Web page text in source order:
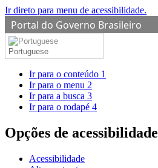
Ir direto para menu de acessibilidade.
Portal do Governo Brasileiro
Portuguese
Ir para o conteúdo 1
Ir para o menu 2
Ir para a busca 3
Ir para o rodapé 4
Opções de acessibilidade
Acessibilidade